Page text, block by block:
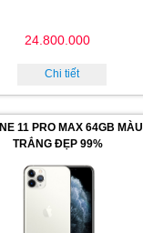
24.800.000
Chi tiết
11 PRO MAX 64GB MÀU
TRẮNG ĐẸP 99%